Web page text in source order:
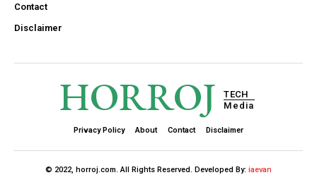
Contact
Disclaimer
HORROJ
TECH
Media
Privacy Policy About Contact Disclaimer
© 2022, horroj.com. All Rights Reserved. Developed By: iaevan